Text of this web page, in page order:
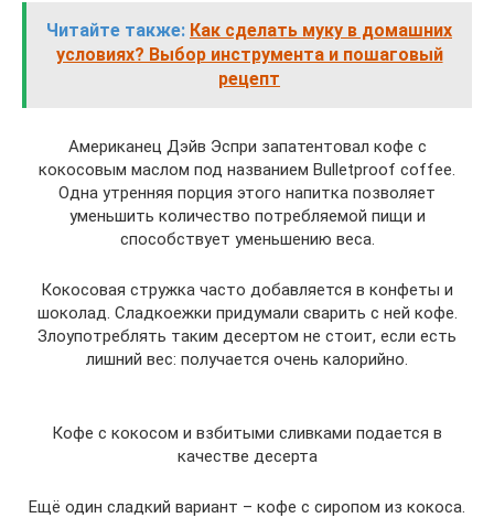
Читайте также: Как сделать муку в домашних
условиях? Выбор инструмента и пошаговый
рецепт
Американец Дэйв Эспри запатентовал кофе с
кокосовым маслом под названием Bulletproof coffee.
Одна утренняя порция этого напитка позволяет
уменьшить количество потребляемой пищи и
способствует уменьшению веса.
Кокосовая стружка часто добавляется в конфеты и
шоколад. Сладкоежки придумали сварить с ней кофе.
Злоупотреблять таким десертом не стоит, если есть
лишний вес: получается очень калорийно.
Кофе с кокосом и взбитыми сливками подается в
качестве десерта
Ещё один сладкий вариант – кофе с сиропом из кокоса.